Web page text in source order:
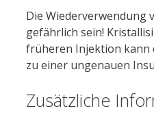
Die Wiederverwendung
gefährlich sein!
früheren Injektion kann
zu einer ungenauen
Zusätzliche